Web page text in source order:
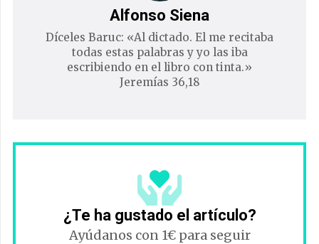
Alfonso Siena
Díceles Baruc: «Al dictado. El me recitaba
todas estas palabras y yo las iba
escribiendo en el libro con tinta.»
Jeremías 36,18
¿Te ha gustado el artículo?
Ayúdanos con 1€ para seguir